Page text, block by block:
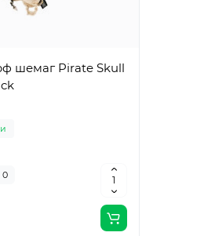
шемаг Pirate Skull
0